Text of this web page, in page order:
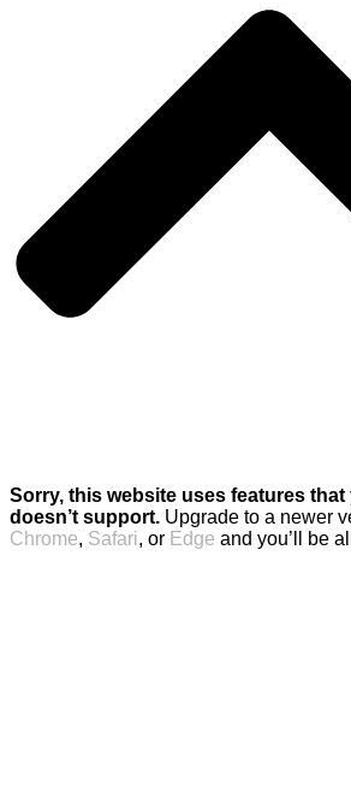
Sorry, this website uses features
doesn’t support. Upgrade to a newer
Chrome, Safari, or Edge and you’ll be